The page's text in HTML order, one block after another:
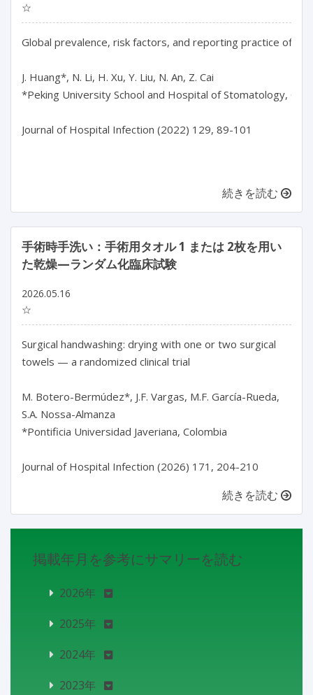
☆
Global prevalence, risk factors, and reporting practice of
J. Huang*, N. Li, H. Xu, Y. Liu, N. An, Z. Cai
*Peking University School and Hospital of Stomatology,
Journal of Hospital Infection (2022) 129, 89-101
続きを読む
手術時手洗い：手術用タオル 1 または 2枚を用い
た乾燥—ランダム化臨床試験
2026.05.16
☆
Surgical handwashing: drying with one or two surgical
towels — a randomized clinical trial
M. Botero-Bermúdez*, J.F. Vargas, M.F. García-Rueda,
S.A. Nossa-Almanza
*Pontificia Universidad Javeriana, Colombia
続きを読む
掲載年月を参考にサマリーを読む
2026年
2025年
2024年
2023年